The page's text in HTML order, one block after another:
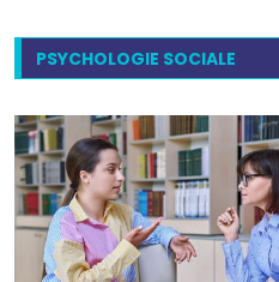
PSYCHOLOGIE SOCIALE